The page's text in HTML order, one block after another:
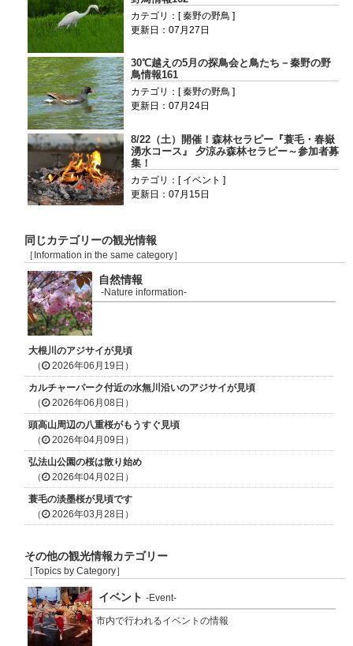
カテゴリ：[ 秦野の野鳥 ]
更新日：07月27日
30℃越えの5月の探鳥会と鳥たち－秦野の野
鳥情報161
カテゴリ：[ 秦野の野鳥 ]
更新日：07月24日
8/22（土）開催！森林セラピー『蓑毛・春嶽
湧水コース』 夕涼み森林セラピー～参加者募
集！
カテゴリ：[ イベント ]
更新日：07月15日
同じカテゴリーの観光情報
［Information in the same category］
自然情報
-Nature information-
大根川のアジサイが見頃
（
2026年06月19日）
カルチャーパーク付近の水無川沿いのアジサイが見頃
（
2026年06月08日）
頭高山周辺の八重桜がもうすぐ見頃
（
2026年04月09日）
弘法山公園の桜は散り始め
（
2026年04月02日）
蓑毛の淡墨桜が見頃です
（
2026年03月28日）
その他の観光情報カテゴリー
［Topics by Category］
イベント -Event-
市内で行われるイベントの情報